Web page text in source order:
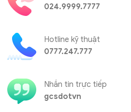
024.9999.7777
Hotline kỹ thuật
0777.247.777
Nhắn tin trực tiếp
gcsdotvn